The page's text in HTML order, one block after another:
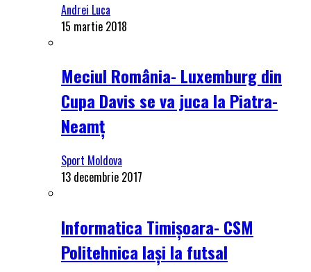
Andrei Luca
15 martie 2018
Meciul România- Luxemburg din
Cupa Davis se va juca la Piatra-
Neamț
Sport Moldova
13 decembrie 2017
Informatica Timișoara- CSM
Politehnica Iași la futsal